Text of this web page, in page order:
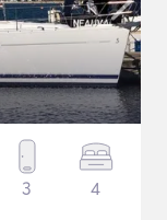
3 4